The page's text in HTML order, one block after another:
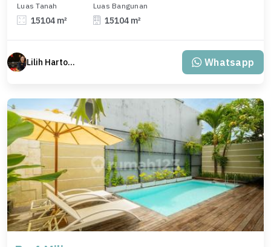
Luas Tanah
15104 m²
Luas Bangunan
15104 m²
Lilih Hartono Whatsapp